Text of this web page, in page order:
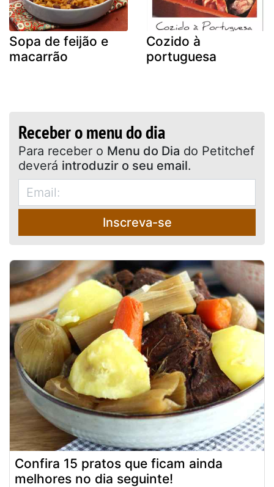
Sopa de feijão e
macarrão
Cozido à
portuguesa
Receber o menu do dia
Para receber o Menu do Dia do Petitchef
deverá introduzir o seu email.
Inscreva-se
Confira 15 pratos que ficam ainda
melhores no dia seguinte!